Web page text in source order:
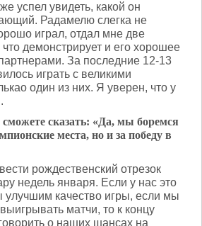
успел увидеть, какой он
Радамелю слегка не
играл, отдал мне две
демонстрирует и его хорошее
За последние 12-13
играть с великими
один из них. Я уверен, что у
сказать: «Да, мы боремся
места, но и за победу в
рождественский отрезок
недель января. Если у нас это
улучшим качество игры, если мы
матчи, то к концу
о наших шансах на